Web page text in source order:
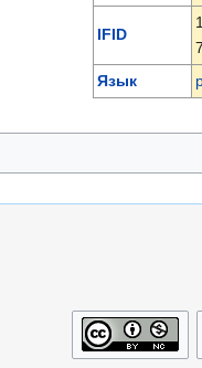
IFID
Язык